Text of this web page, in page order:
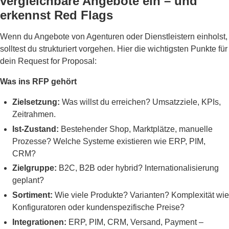
erkennst Red Flags
Wenn du Angebote von Agenturen oder Dienstleistern einholst,
solltest du strukturiert vorgehen. Hier die wichtigsten Punkte für
dein Request for Proposal:
Was ins RFP gehört
Zielsetzung: Was willst du erreichen? Umsatzziele, KPIs,
Zeitrahmen.
Ist-Zustand: Bestehender Shop, Marktplätze, manuelle
Prozesse? Welche Systeme existieren wie ERP, PIM,
CRM?
Zielgruppe: B2C, B2B oder hybrid? Internationalisierung
geplant?
Sortiment: Wie viele Produkte? Varianten? Komplexität wie
Konfiguratoren oder kundenspezifische Preise?
Integrationen: ERP, PIM, CRM, Versand, Payment –